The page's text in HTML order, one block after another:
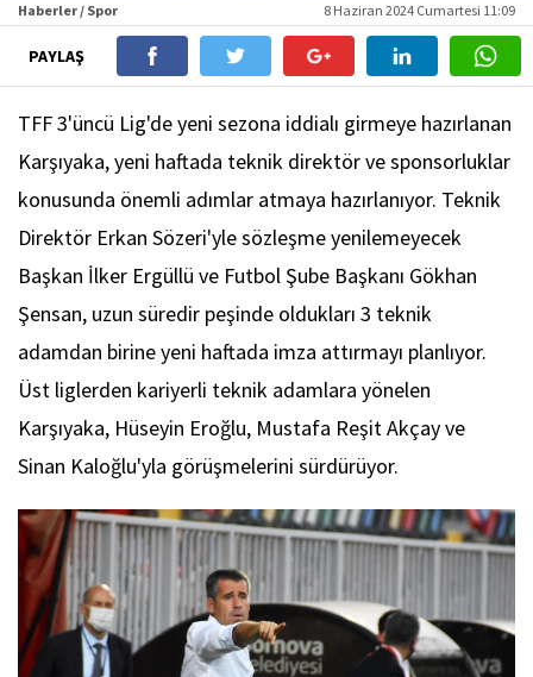
Haberler / Spor 8 Haziran 2024 Cumartesi 11:09
PAYLAŞ
TFF 3'üncü Lig'de yeni sezona iddialı girmeye hazırlanan
Karşıyaka, yeni haftada teknik direktör ve sponsorluklar
konusunda önemli adımlar atmaya hazırlanıyor. Teknik
Direktör Erkan Sözeri'yle sözleşme yenilemeyecek
Başkan İlker Ergüllü ve Futbol Şube Başkanı Gökhan
Şensan, uzun süredir peşinde oldukları 3 teknik
adamdan birine yeni haftada imza attırmayı planlıyor.
Üst liglerden kariyerli teknik adamlara yönelen
Karşıyaka, Hüseyin Eroğlu, Mustafa Reşit Akçay ve
Sinan Kaloğlu'yla görüşmelerini sürdürüyor.